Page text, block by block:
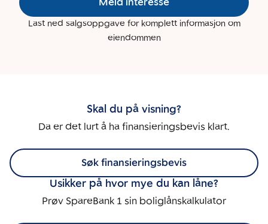
Last ned salgsoppgave for komplett informasjon om
eiendommen
Skal du på visning?
Da er det lurt å ha finansieringsbevis klart.
Søk finansieringsbevis
Usikker på hvor mye du kan låne?
Prøv SpareBank 1 sin boliglånskalkulator